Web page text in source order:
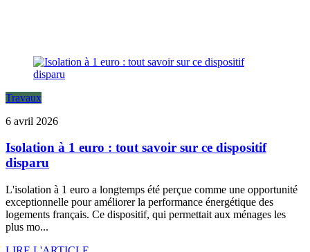
Travaux
6 avril 2026
Isolation à 1 euro : tout savoir sur ce dispositif
disparu
L'isolation à 1 euro a longtemps été perçue comme une opportunité
exceptionnelle pour améliorer la performance énergétique des
logements français. Ce dispositif, qui permettait aux ménages les
plus mo...